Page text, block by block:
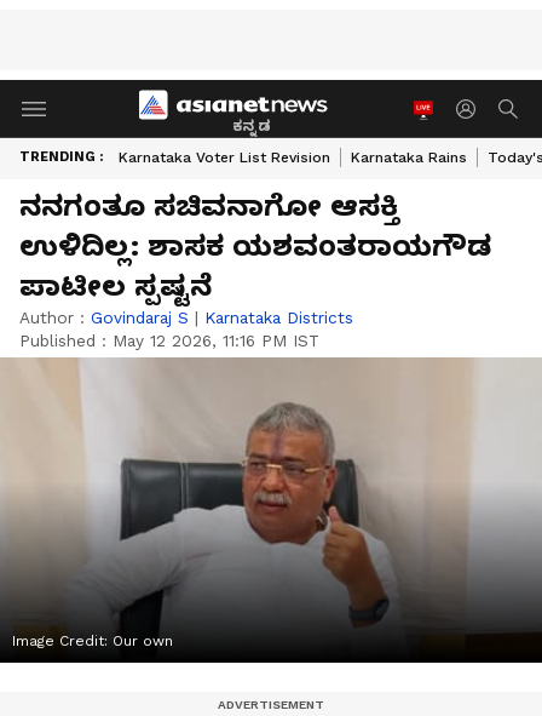
ಕನ್ನಡ
TRENDING : Karnataka Voter List Revision Karnataka Rains
ನನಗಂತೂ ಸಚಿವನಾಗೋ ಆಸಕ್ತಿ
ಉಳಿದಿಲ್ಲ: ಶಾಸಕ ಯಶವಂತರಾಯಗೌಡ
ಪಾಟೀಲ ಸ್ಪಷ್ಟನೆ
Author : Govindaraj S | Karnataka Districts
Published : May 12 2026, 11:16 PM IST
Image Credit: Our own